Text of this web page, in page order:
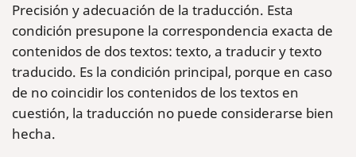
Precisión y adecuación de la traducción. Esta
condición presupone la correspondencia exacta de
contenidos de dos textos: texto, a traducir y texto
traducido. Es la condición principal, porque en caso
de no coincidir los contenidos de los textos en
cuestión, la traducción no puede considerarse bien
hecha.